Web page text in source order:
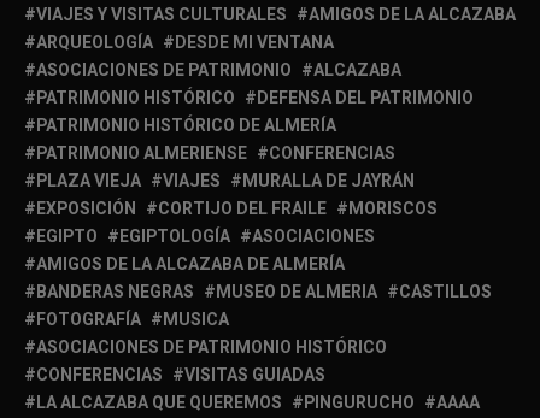
VIAJES Y VISITAS CULTURALES
AMIGOS DE LA ALCAZABA
ARQUEOLOGÍA
DESDE MI VENTANA
ASOCIACIONES DE PATRIMONIO
ALCAZABA
PATRIMONIO HISTÓRICO
DEFENSA DEL PATRIMONIO
PATRIMONIO HISTÓRICO DE ALMERÍA
PATRIMONIO ALMERIENSE
CONFERENCIAS
PLAZA VIEJA
VIAJES
MURALLA DE JAYRÁN
EXPOSICIÓN
CORTIJO DEL FRAILE
MORISCOS
EGIPTO
EGIPTOLOGÍA
ASOCIACIONES
AMIGOS DE LA ALCAZABA DE ALMERÍA
BANDERAS NEGRAS
MUSEO DE ALMERIA
CASTILLOS
FOTOGRAFÍA
MUSICA
ASOCIACIONES DE PATRIMONIO HISTÓRICO
CONFERENCIAS
VISITAS GUIADAS
LA ALCAZABA QUE QUEREMOS
PINGURUCHO
AAAA